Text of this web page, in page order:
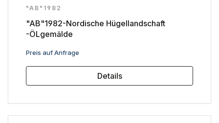
"AB"1982
"AB"1982-Nordische Hügellandschaft
-ÖLgemälde
Regulärer Preis:
Preis auf Anfrage
Details